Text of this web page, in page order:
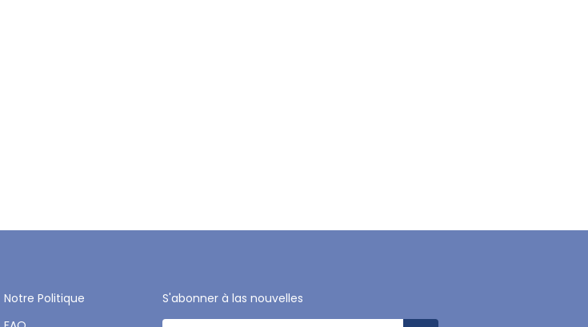
Notre Politique
S'abonner à las nouvelles